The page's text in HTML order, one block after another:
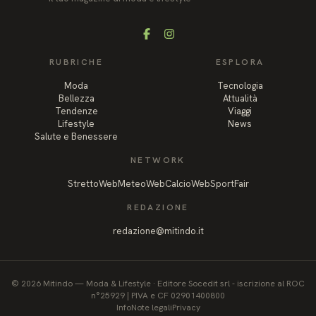
FacebookInstagram
RUBRICHE
Moda
Bellezza
Tendenze
Lifestyle
Salute e Benessere
ESPLORA
Tecnologia
Attualità
Viaggi
News
NETWORK
StrettoWebMeteoWebCalcioWebSportFair
REDAZIONE
redazione@mitindo.it
© 2026 Mitindo— Moda & Lifestyle · Editore Socedit srl - iscrizione al ROC
n°25929 | PIVA e CF 02901400800
InfoNote legaliPrivacy